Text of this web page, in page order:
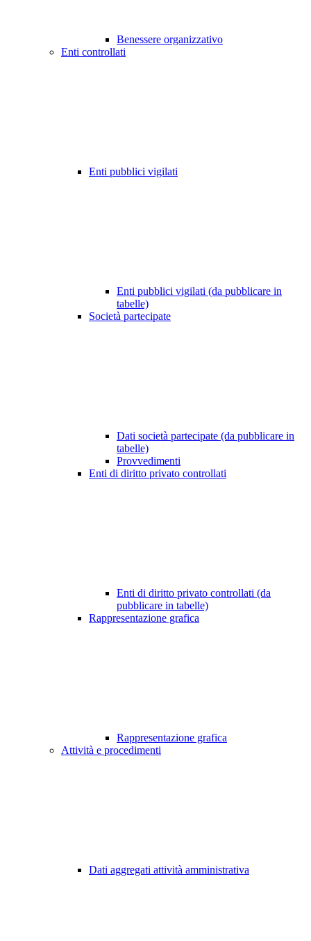
Benessere organizzativo
Enti controllati
Enti pubblici vigilati
Enti pubblici vigilati (da pubblicare in
tabelle)
Società partecipate
Dati società partecipate (da pubblicare in
tabelle)
Provvedimenti
Enti di diritto privato controllati
Enti di diritto privato controllati (da
pubblicare in tabelle)
Rappresentazione grafica
Rappresentazione grafica
Attività e procedimenti
Dati aggregati attività amministrativa